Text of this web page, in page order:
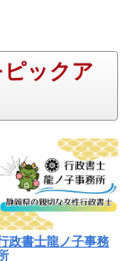
ックア
政書士龍ノ子事務